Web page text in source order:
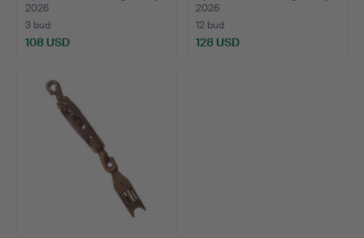
2026
3 bud
108 USD
genstand
2026
12 bud
128 USD